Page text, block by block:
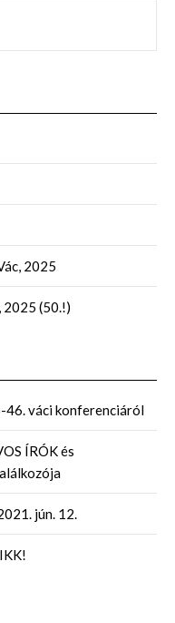
2025
2025 (50.!)
46. váci konferenciáról
ÍRÓK és
jún. 12.